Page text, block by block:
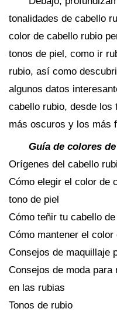
tonalidades de cabello
color de cabello rubio
tonos de piel, como ir
rubio, así como
algunos datos
cabello rubio, desde
más oscuros y los más
Guía de colores
Orígenes del cabello
Cómo elegir el color de
tono de piel
Cómo teñir tu cabello
Cómo mantener el
Consejos de maquillaje
Consejos de moda
en las rubias
Tonos de rubio